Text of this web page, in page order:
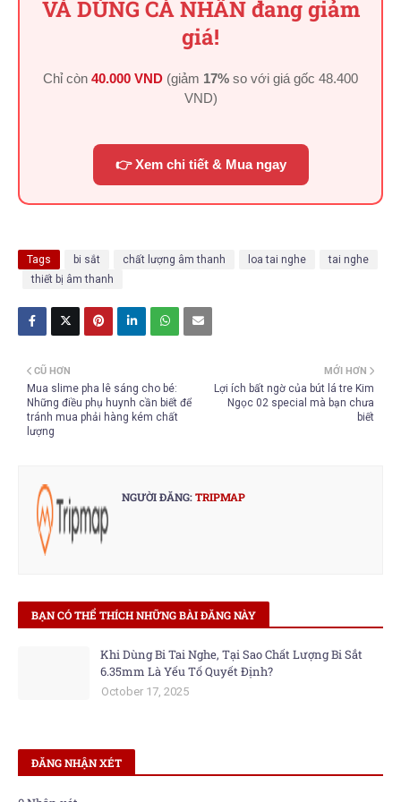
VÀ DÙNG CÁ NHÂN đang giảm
giá!
Chỉ còn 40.000 VND (giảm 17% so với giá gốc 48.400
VND)
👉 Xem chi tiết & Mua ngay
Tags bi sắt chất lượng âm thanh loa tai nghe
tai nghe
thiết bị âm thanh
MỚI HƠN
Lợi ích bất ngờ của bút lá tre Kim
Ngọc 02 special mà bạn chưa
biết
CŨ HƠN
Mua slime pha lê sáng cho bé:
Những điều phụ huynh cần biết để
tránh mua phải hàng kém chất
lượng
NGƯỜI ĐĂNG:TRIPMAP
BẠN CÓ THỂ THÍCH NHỮNG BÀI ĐĂNG NÀY
Khi Dùng Bi Tai Nghe, Tại Sao Chất Lượng Bi Sắt
6.35mm Là Yếu Tố Quyết Định?
October 17, 2025
ĐĂNG NHẬN XÉT